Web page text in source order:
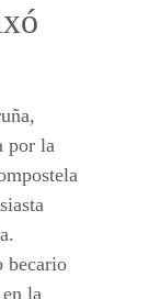
por la
becario
la